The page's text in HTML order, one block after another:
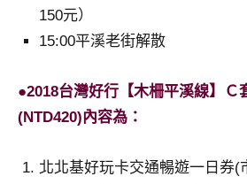
150元）
15:00平溪老街解散
●2018台灣好行【木柵平溪線】Ｃ
(NTD420)內容為：
北北基好玩卡交通暢遊一日券(